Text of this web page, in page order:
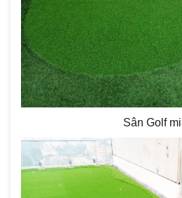
Sân Golf